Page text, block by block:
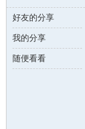
数 ›
好友的分享
我的分享
随便看看